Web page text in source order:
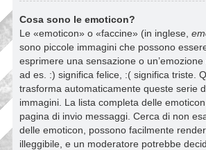
Cosa sono le emoticon?
Le «emoticon» o «faccine» (in inglese,
sono piccole immagini che possono
esprimere una sensazione o
ad es. :) significa felice, :( significa triste.
trasforma automaticamente queste serie
immagini. La lista completa delle
pagina di invio messaggi. Cerca di non
delle emoticon, possono facilmente
illeggibile, e un moderatore potrebbe